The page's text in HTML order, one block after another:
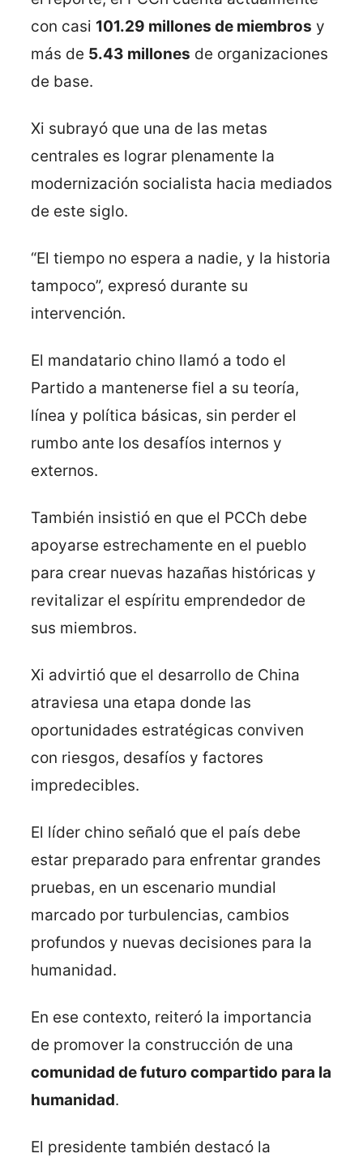
con casi 101.29 millones de miembros y
más de 5.43 millones de organizaciones
de base.
Xi subrayó que una de las metas
centrales es lograr plenamente la
modernización socialista hacia mediados
de este siglo.
“El tiempo no espera a nadie, y la historia
tampoco”, expresó durante su
intervención.
El mandatario chino llamó a todo el
Partido a mantenerse fiel a su teoría,
línea y política básicas, sin perder el
rumbo ante los desafíos internos y
externos.
También insistió en que el PCCh debe
apoyarse estrechamente en el pueblo
para crear nuevas hazañas históricas y
revitalizar el espíritu emprendedor de
sus miembros.
Xi advirtió que el desarrollo de China
atraviesa una etapa donde las
oportunidades estratégicas conviven
con riesgos, desafíos y factores
impredecibles.
El líder chino señaló que el país debe
estar preparado para enfrentar grandes
pruebas, en un escenario mundial
marcado por turbulencias, cambios
profundos y nuevas decisiones para la
humanidad.
En ese contexto, reiteró la importancia
de promover la construcción de una
comunidad de futuro compartido para la
humanidad.
El presidente también destacó la